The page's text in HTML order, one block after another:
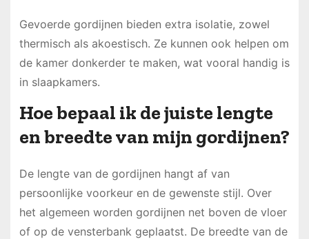
Gevoerde gordijnen bieden extra isolatie, zowel
thermisch als akoestisch. Ze kunnen ook helpen om
de kamer donkerder te maken, wat vooral handig is
in slaapkamers.
Hoe bepaal ik de juiste lengte
en breedte van mijn gordijnen?
De lengte van de gordijnen hangt af van
persoonlijke voorkeur en de gewenste stijl. Over
het algemeen worden gordijnen net boven de vloer
of op de vensterbank geplaatst. De breedte van de